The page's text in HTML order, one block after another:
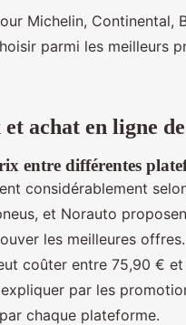
Michelin, Continental,
parmi les meilleurs
achat en ligne
entre différentes
considérablement
et Norauto
les meilleures
coûter entre 75,90 €
par les
chaque plateforme.